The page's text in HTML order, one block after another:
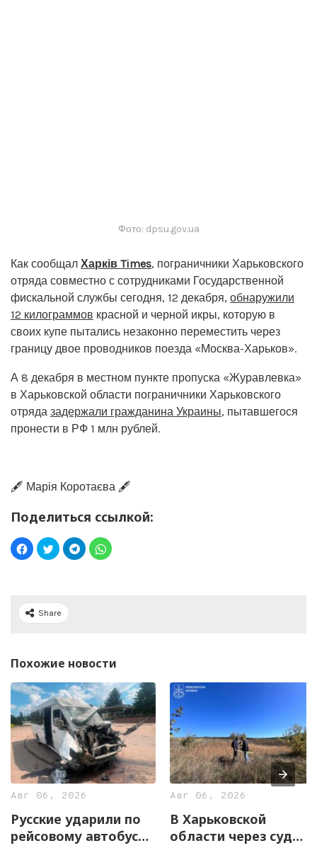
Фото: dpsu.gov.ua
Как сообщал Харків Times, пограничники Харьковского
отряда совместно с сотрудниками Государственной
фискальной службы сегодня, 12 декабря, обнаружили
12 килограммов красной и черной икры, которую в
своих купе пытались незаконно переместить через
границу двое проводников поезда «Москва-Харьков».
А 8 декабря в местном пункте пропуска «Журавлевка»
в Харьковской области пограничники Харьковского
отряда задержали гражданина Украины, пытавшегося
пронести в РФ 1 млн рублей.
🖋️ Марія Коротаєва 🖋️
Поделиться ссылкой:
Share
Похожие новости
Авг 06, 2026
Русские ударили по
рейсовому автобусу
Авг 06, 2026
В Харьковской
области через суд